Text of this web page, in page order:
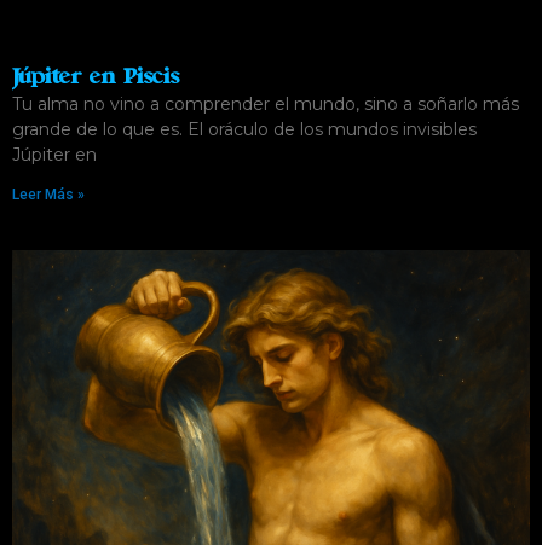
Júpiter en Piscis
Tu alma no vino a comprender el mundo, sino a soñarlo más
grande de lo que es. El oráculo de los mundos invisibles
Júpiter en
Leer Más »